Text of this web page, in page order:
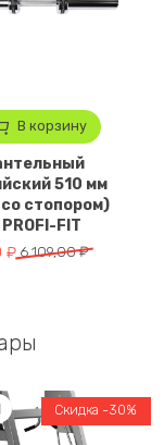
₽.
В корзину
510 мм
стопором)
FIT
6 109,00₽
цена
₽ 4 276,30 ₽.
Скидка -30%